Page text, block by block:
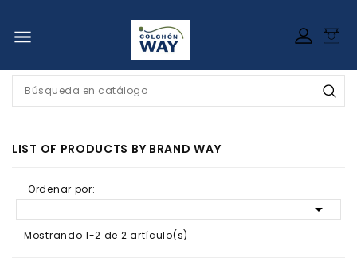

LIST OF PRODUCTS BY BRAND WAY
Ordenar por:

Mostrando 1-2 de 2 artículo(s)